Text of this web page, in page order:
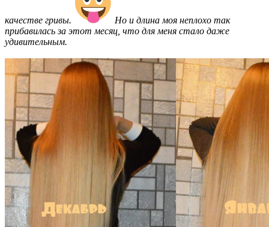
качестве гривы.
Но и длина моя неплохо так
прибавилась за этот месяц, что для меня стало даже
удивительным.